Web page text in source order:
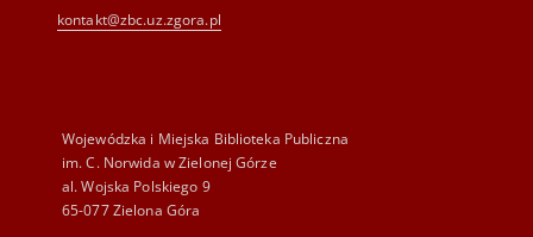
kontakt@zbc.uz.zgora.pl
Wojewódzka i Miejska Biblioteka Publiczna
im. C. Norwida w Zielonej Górze
al. Wojska Polskiego 9
65-077 Zielona Góra